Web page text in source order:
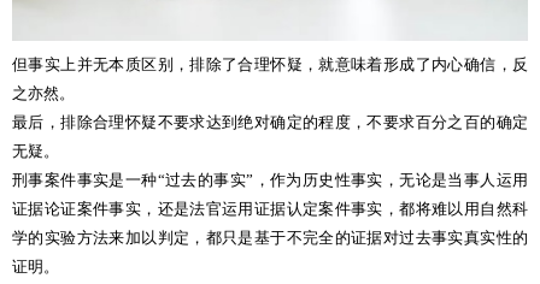
但事实上并无本质区别，排除了合理怀疑，就意味着形成了内心确信，反
之亦然。
最后，排除合理怀疑不要求达到绝对确定的程度，不要求百分之百的确定
无疑。
刑事案件事实是一种“过去的事实”，作为历史性事实，无论是当事人运用
证据论证案件事实，还是法官运用证据认定案件事实，都将难以用自然科
学的实验方法来加以判定，都只是基于不完全的证据对过去事实真实性的
证明。